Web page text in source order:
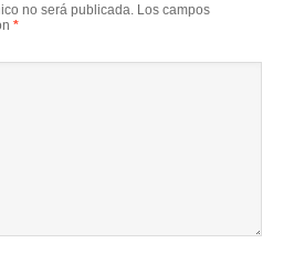
no será publicada. Los campos
*